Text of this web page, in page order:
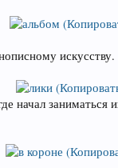
искусству.
начал